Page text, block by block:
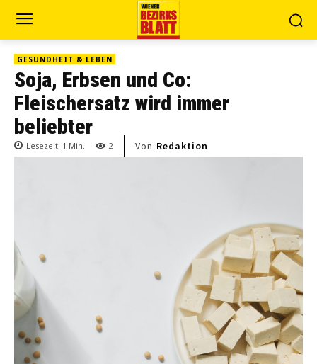
GESUNDHEIT & LEBEN
Soja, Erbsen und Co:
Fleischersatz wird immer
beliebter
Lesezeit: 1 Min. 2 Von Redaktion